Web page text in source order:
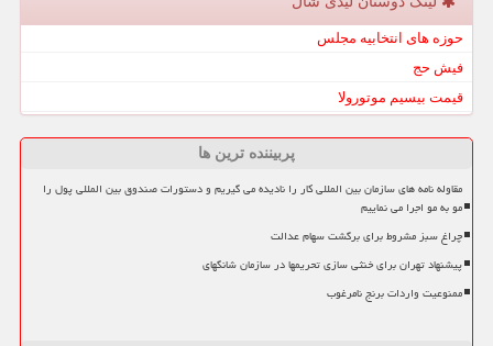
حوزه های انتخابیه مجلس
فیش حج
قیمت بیسیم موتورولا
پربیننده ترین ها
مقاوله نامه های سازمان بین المللی کار را نادیده می گیریم و دستورات صندوق بین المللی پول را
مو به مو اجرا می نماییم
چراغ سبز مشروط برای برگشت سهام عدالت
پیشنهاد تهران برای خنثی سازی تحریمها در سازمان شانگهای
ممنوعیت واردات برنج نامرغوب